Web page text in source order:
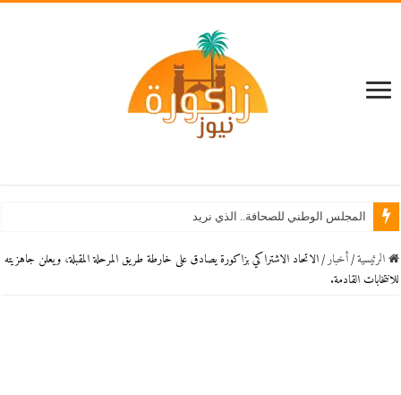
المجلس الوطني للصحافة.. الذي نريد
الرئيسية / أخبار / الاتحاد الاشتراكي بزاكورة يصادق على خارطة طريق المرحلة المقبلة، ويعلن جاهزيته
للانتخابات القادمة.